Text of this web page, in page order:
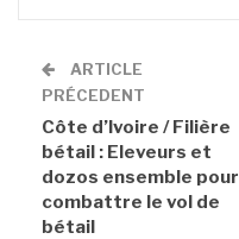
ARTICLE
PRÉCEDENT
Côte d’Ivoire / Filière
bétail : Eleveurs et
dozos ensemble pour
combattre le vol de
bétail